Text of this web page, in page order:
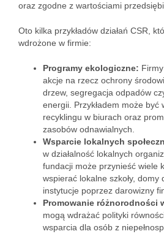
oraz zgodne z wartościami
Oto kilka przykładów działań CSR,
wdrożone w firmie:
Programy ekologiczne:
akcje na rzecz ochrony
drzew, segregacja odpadów
energii. Przykładem może być
recyklingu w biurach oraz
zasobów odnawialnych.
Wsparcie lokalnych
w działalność lokalnych
fundacji może przynieść wiele
wspierać lokalne szkoły, domy
instytucje poprzez darowizny
Promowanie różnorodności
mogą wdrażać polityki
wsparcia dla osób z